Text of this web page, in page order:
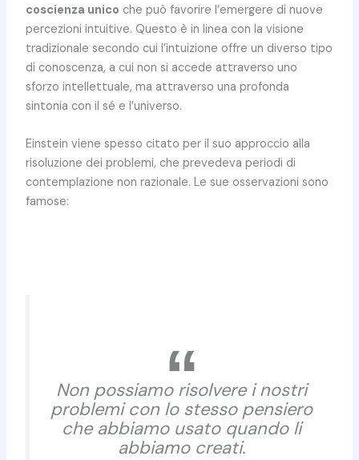
coscienza unico che può favorire l’emergere di nuove
percezioni intuitive. Questo è in linea con la visione
tradizionale secondo cui l’intuizione offre un diverso tipo
di conoscenza, a cui non si accede attraverso uno
sforzo intellettuale, ma attraverso una profonda
sintonia con il sé e l’universo.
Einstein viene spesso citato per il suo approccio alla
risoluzione dei problemi, che prevedeva periodi di
contemplazione non razionale. Le sue osservazioni sono
famose:
Non possiamo risolvere i nostri
problemi con lo stesso pensiero
che abbiamo usato quando li
abbiamo creati.